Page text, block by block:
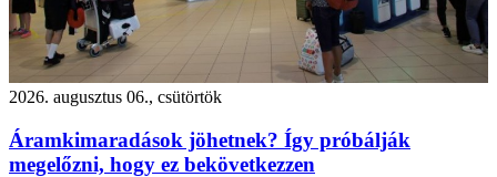
2026. augusztus 06., csütörtök
Áramkimaradások jöhetnek? Így próbálják
megelőzni, hogy ez bekövetkezzen